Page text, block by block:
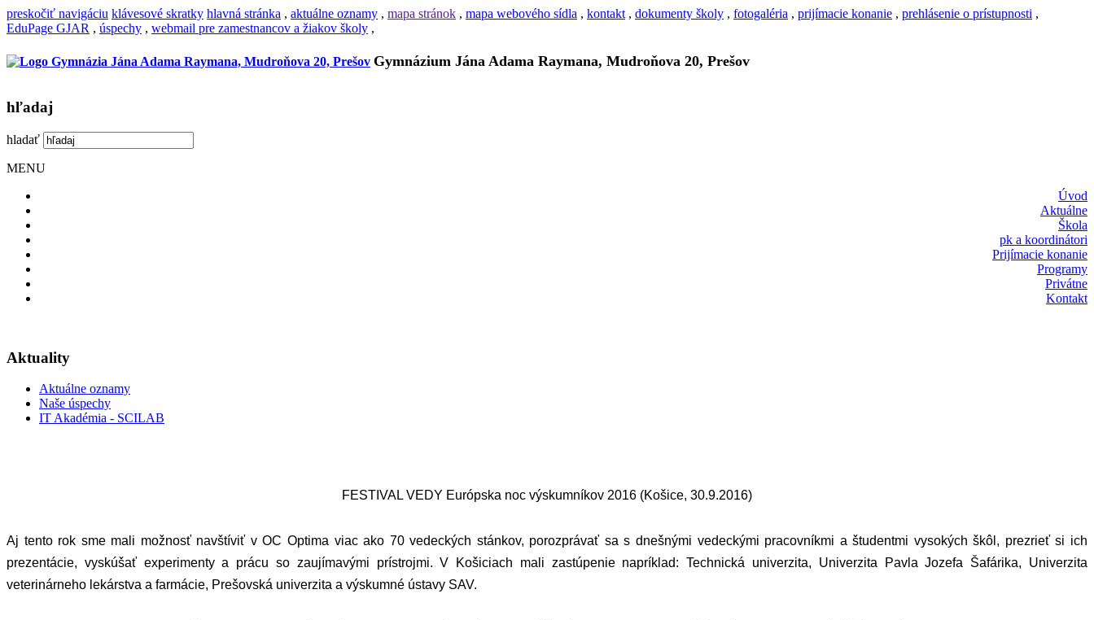
preskočiť navigáciu klávesové skratky hlavná stránka , aktuálne oznamy , mapa stránok , mapa webového sídla , kontakt , dokumenty školy , fotogaléria , prijímacie konanie , prehlásenie o prístupnosti ,
EduPage GJAR , úspechy , webmail pre zamestnancov a žiakov školy ,
Gymnázium Jána Adama Raymana, Mudroňova 20, Prešov
hľadaj
hladať
MENU
Úvod
Aktuálne
Škola
pk a koordinátori
Prijímacie konanie
Programy
Privátne
Kontakt
Aktuality
Aktuálne oznamy
Naše úspechy
IT Akadémia - SCILAB
FESTIVAL VEDY Európska noc výskumníkov 2016 (Košice, 30.9.2016)
Aj tento rok sme mali možnosť navštíviť v OC Optima viac ako 70 vedeckých stánkov, porozprávať sa s dnešnými vedeckými pracovníkmi a študentmi vysokých škôl, prezrieť si ich
prezentácie, vyskúšať experimenty a prácu so zaujímavými prístrojmi. V Košiciach mali zastúpenie napríklad: Technická univerzita, Univerzita Pavla Jozefa Šafárika, Univerzita
veterinárneho lekárstva a farmácie, Prešovská univerzita a výskumné ústavy SAV.